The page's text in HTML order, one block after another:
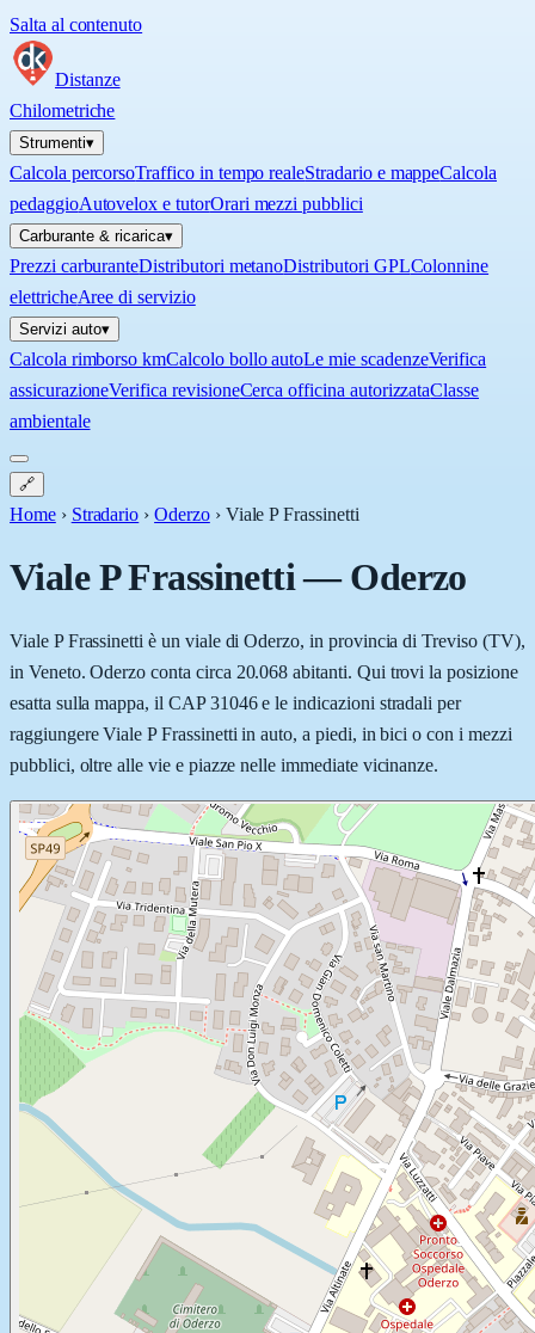
Salta al contenuto
Distanze
Chilometriche
Strumenti▾
Calcola percorsoTraffico in tempo realeStradario e mappeCalcola
pedaggioAutovelox e tutorOrari mezzi pubblici
Carburante & ricarica▾
Prezzi carburanteDistributori metanoDistributori GPLColonnine
elettricheAree di servizio
Servizi auto▾
Calcola rimborso kmCalcolo bollo autoLe mie scadenzeVerifica
assicurazioneVerifica revisioneCerca officina autorizzataClasse
ambientale
🔗
Home › Stradario › Oderzo › Viale P Frassinetti
Viale P Frassinetti—Oderzo
Viale P Frassinetti è un viale di Oderzo, in provincia di Treviso (TV),
in Veneto. Oderzo conta circa 20.068 abitanti. Qui trovi la posizione
esatta sulla mappa, il CAP 31046 e le indicazioni stradali per
raggiungere Viale P Frassinetti in auto, a piedi, in bici o con i mezzi
pubblici, oltre alle vie e piazze nelle immediate vicinanze.